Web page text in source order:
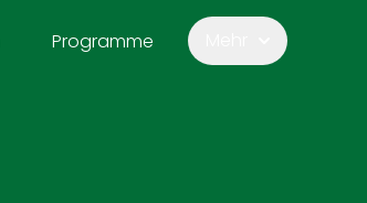
Programme